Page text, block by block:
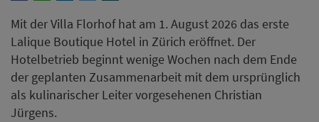
Mit der Villa Florhof hat am 1. August 2026 das erste
Lalique Boutique Hotel in Zürich eröffnet. Der
Hotelbetrieb beginnt wenige Wochen nach dem Ende
der geplanten Zusammenarbeit mit dem ursprünglich
als kulinarischer Leiter vorgesehenen Christian
Jürgens.